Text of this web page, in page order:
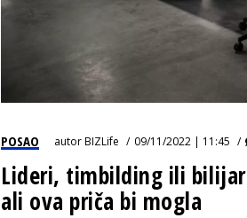
POSAO autorBIZLife 09/11/2022 | 11:45
Lideri, timbilding ili bilijar
ali ova priča bi mogla